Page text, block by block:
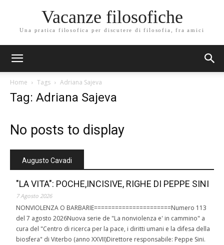
Vacanze filosofiche
Una pratica filosofica per discutere di filosofia, fra amici
Home Tags Adriana Sajeva
Tag: Adriana Sajeva
No posts to display
Augusto Cavadi
"LA VITA": POCHE,INCISIVE, RIGHE DI PEPPE SINI
7 Agosto 2026
NONVIOLENZA O BARBARIE======================Numero 113
del 7 agosto 2026Nuova serie de "La nonviolenza e' in cammino" a
cura del "Centro di ricerca per la pace, i diritti umani e la difesa della
biosfera" di Viterbo (anno XXVII)Direttore responsabile: Peppe Sini.